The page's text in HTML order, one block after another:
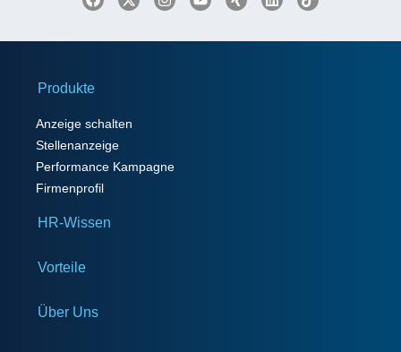
Produkte
Anzeige schalten
Stellenanzeige
Performance Kampagne
Firmenprofil
HR-Wissen
Vorteile
Über Uns